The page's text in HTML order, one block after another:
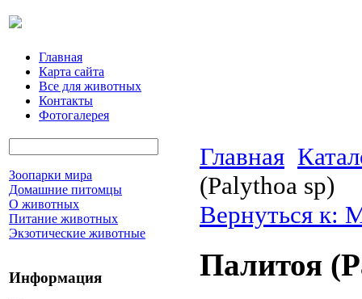
Главная
Карта сайта
Все для животных
Контакты
Фотогалерея
Зоопарки мира
Домашние питомцы
О животных
Питание животных
Экзотические животные
Информация
Главная
(Palythoa sp)
Вернуться к:
Палитоя